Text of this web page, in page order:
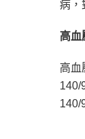
病，
高血
高血
140/
140/